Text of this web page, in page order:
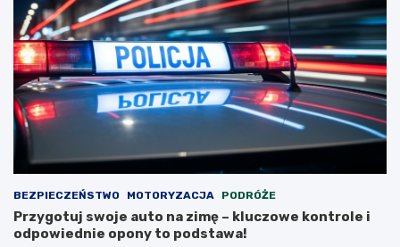
BEZPIECZEŃSTWO MOTORYZACJA PODRÓŻE
Przygotuj swoje auto na zimę – kluczowe kontrole i
odpowiednie opony to podstawa!